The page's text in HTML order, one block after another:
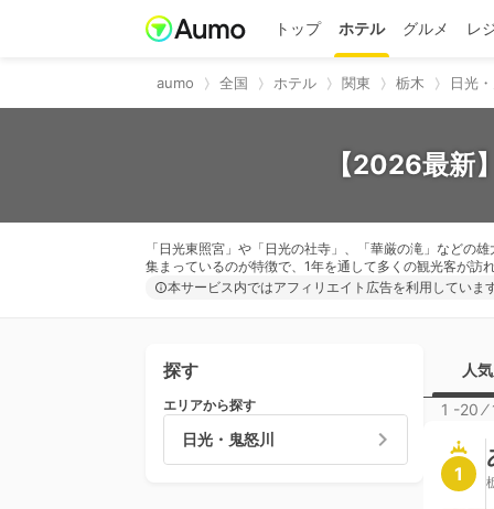
トップ ホテル グルメ レ
aumo 全国 ホテル 関東 栃木 日光
【2026最新
「日光東照宮」や「日光の社寺」、「華厳の滝」などの
集まっているのが特徴で、1年を通して多くの観光客が訪
本サービス内ではアフィリエイト広告を利用していま
探す
エリアから探す
日光・鬼怒川
人
1 -20 ⁄
1